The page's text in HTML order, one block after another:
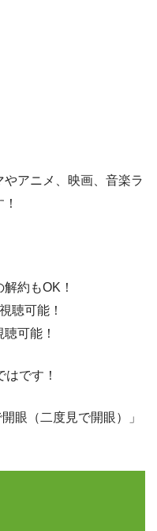
アニメ、映画、音楽ラ
約もOK！
聴可能！
可能！
です！
眼（二度見で開眼）」